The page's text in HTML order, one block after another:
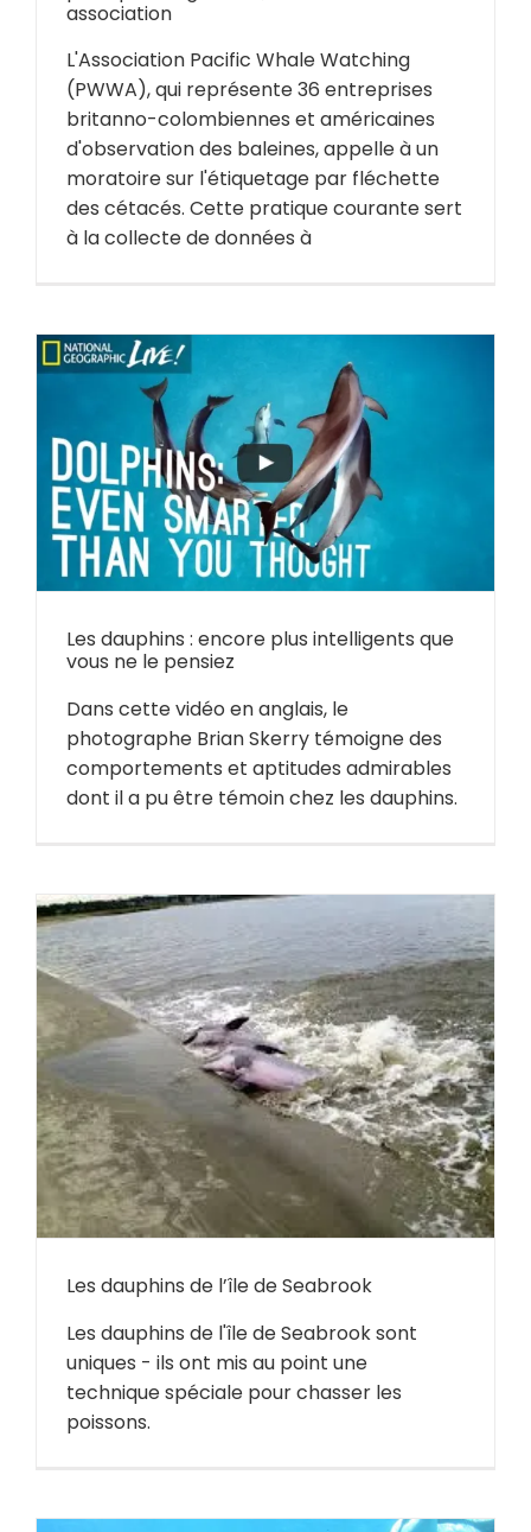
association
L'Association Pacific Whale Watching
(PWWA), qui représente 36 entreprises
britanno-colombiennes et américaines
d'observation des baleines, appelle à un
moratoire sur l'étiquetage par fléchette
des cétacés. Cette pratique courante sert
à la collecte de données à
Les dauphins : encore plus intelligents que
vous ne le pensiez
Dans cette vidéo en anglais, le
photographe Brian Skerry témoigne des
comportements et aptitudes admirables
dont il a pu être témoin chez les dauphins.
Les dauphins de l’île de Seabrook
Les dauphins de l'île de Seabrook sont
uniques - ils ont mis au point une
technique spéciale pour chasser les
poissons.